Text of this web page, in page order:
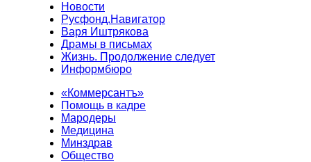
Новости
Русфонд.Навигатор
Варя Иштрякова
Драмы в письмах
Жизнь. Продолжение следует
Информбюро
«Коммерсантъ»
Помощь в кадре
Мародеры
Медицина
Минздрав
Общество